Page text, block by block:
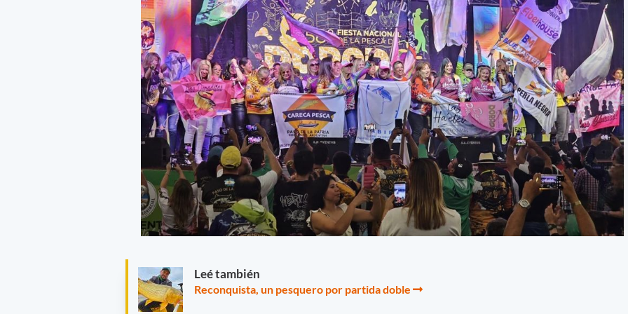
Leé también
Reconquista, un pesquero por partida doble